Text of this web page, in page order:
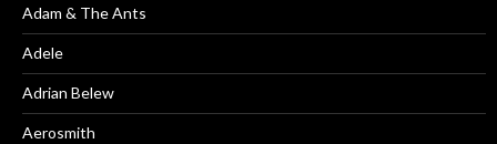
Adam & The Ants
Adele
Adrian Belew
Aerosmith